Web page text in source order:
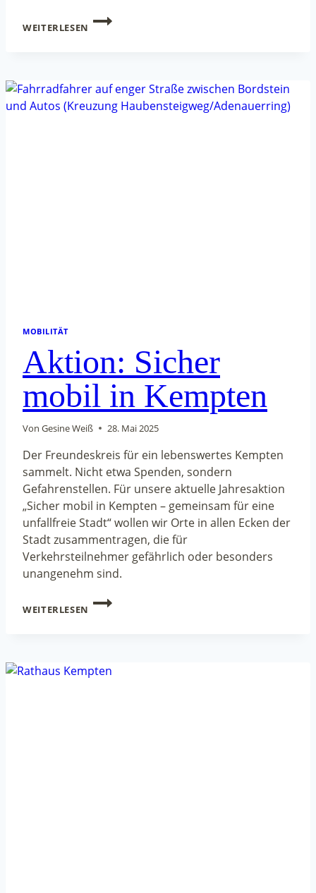
WEITERLESEN
ROTTACH-
MOBILITÄT
Aktion: Sicher
mobil in Kempten
Von Gesine Weiß 28. Mai 2025
Der Freundeskreis für ein lebenswertes Kempten
sammelt. Nicht etwa Spenden, sondern
Gefahrenstellen. Für unsere aktuelle Jahresaktion
„Sicher mobil in Kempten – gemeinsam für eine
unfallfreie Stadt“ wollen wir Orte in allen Ecken der
Stadt zusammentragen, die für
Verkehrsteilnehmer gefährlich oder besonders
unangenehm sind.
WEITERLESEN
AKTION: